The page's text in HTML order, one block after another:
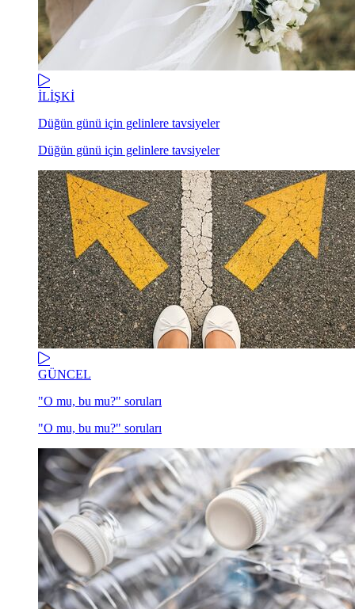
İLİŞKİ
Düğün günü için gelinlere tavsiyeler
Düğün günü için gelinlere tavsiyeler
GÜNCEL
"O mu, bu mu?" soruları
"O mu, bu mu?" soruları